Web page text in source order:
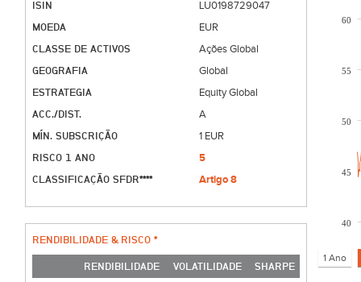
ISIN
LU0198729047
MOEDA
EUR
CLASSE DE ACTIVOS
Ações Global
GEOGRAFIA
Global
ESTRATEGIA
Equity Global
ACC./DIST.
A
MÍN. SUBSCRIÇÃO
1 EUR
RISCO 1 ANO
5
CLASSIFICAÇÃO SFDR****
Artigo 8
RENDIBILIDADE & RISCO *
RENDIBILIDADE VOLATILIDADE
SHARPE
40
45
50
55
60